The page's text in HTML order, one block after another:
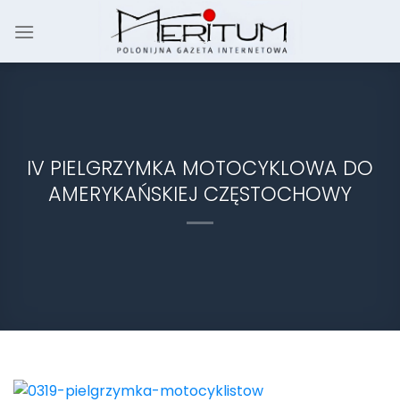
IV PIELGRZYMKA MOTOCYKLOWA DO
AMERYKAŃSKIEJ CZĘSTOCHOWY